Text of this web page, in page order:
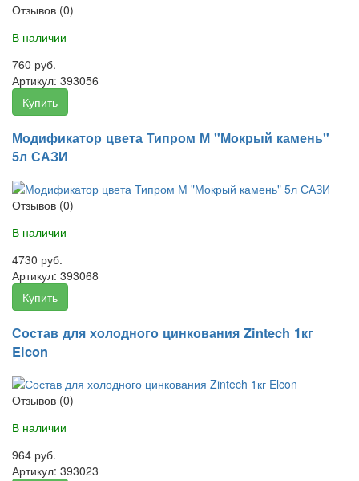
Отзывов (0)
В наличии
760 руб.
Артикул: 393056
Купить
Модификатор цвета Типром М "Мокрый камень"
5л САЗИ
Отзывов (0)
В наличии
4730 руб.
Артикул: 393068
Купить
Состав для холодного цинкования Zintech 1кг
Elcon
Отзывов (0)
В наличии
964 руб.
Артикул: 393023